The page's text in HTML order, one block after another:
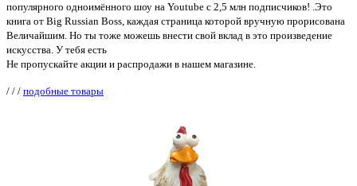
популярного одноимённого шоу на Youtube с 2,5 млн подписчиков! .Это
книга от Big Russian Boss, каждая страница которой вручную прорисована
Величайшим. Но ты тоже можешь внести свой вклад в это произведение
искусства. У тебя есть
Не пропускайте акции и распродажи в нашем магазине.
/ / / подобные товары